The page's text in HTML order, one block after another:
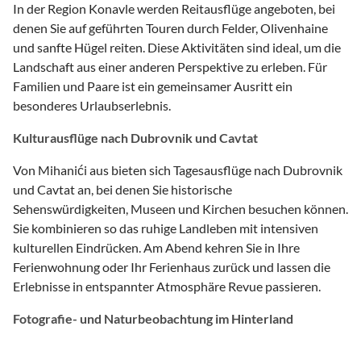
In der Region Konavle werden Reitausflüge angeboten, bei
denen Sie auf geführten Touren durch Felder, Olivenhaine
und sanfte Hügel reiten. Diese Aktivitäten sind ideal, um die
Landschaft aus einer anderen Perspektive zu erleben. Für
Familien und Paare ist ein gemeinsamer Ausritt ein
besonderes Urlaubserlebnis.
Kulturausflüge nach Dubrovnik und Cavtat
Von Mihanići aus bieten sich Tagesausflüge nach Dubrovnik
und Cavtat an, bei denen Sie historische
Sehenswürdigkeiten, Museen und Kirchen besuchen können.
Sie kombinieren so das ruhige Landleben mit intensiven
kulturellen Eindrücken. Am Abend kehren Sie in Ihre
Ferienwohnung oder Ihr Ferienhaus zurück und lassen die
Erlebnisse in entspannter Atmosphäre Revue passieren.
Fotografie- und Naturbeobachtung im Hinterland